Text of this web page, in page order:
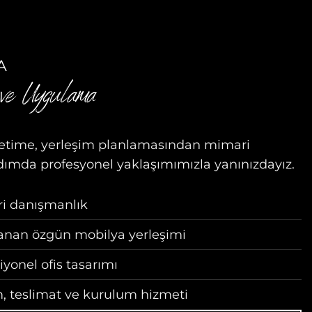
Uygulama
yerleşim planlamasından mimari
profesyonel yaklaşımımızla yanınızdayız.
danışmanlık
özgün mobilya yerleşimi
ofis tasarımı
teslimat ve kurulum hizmeti